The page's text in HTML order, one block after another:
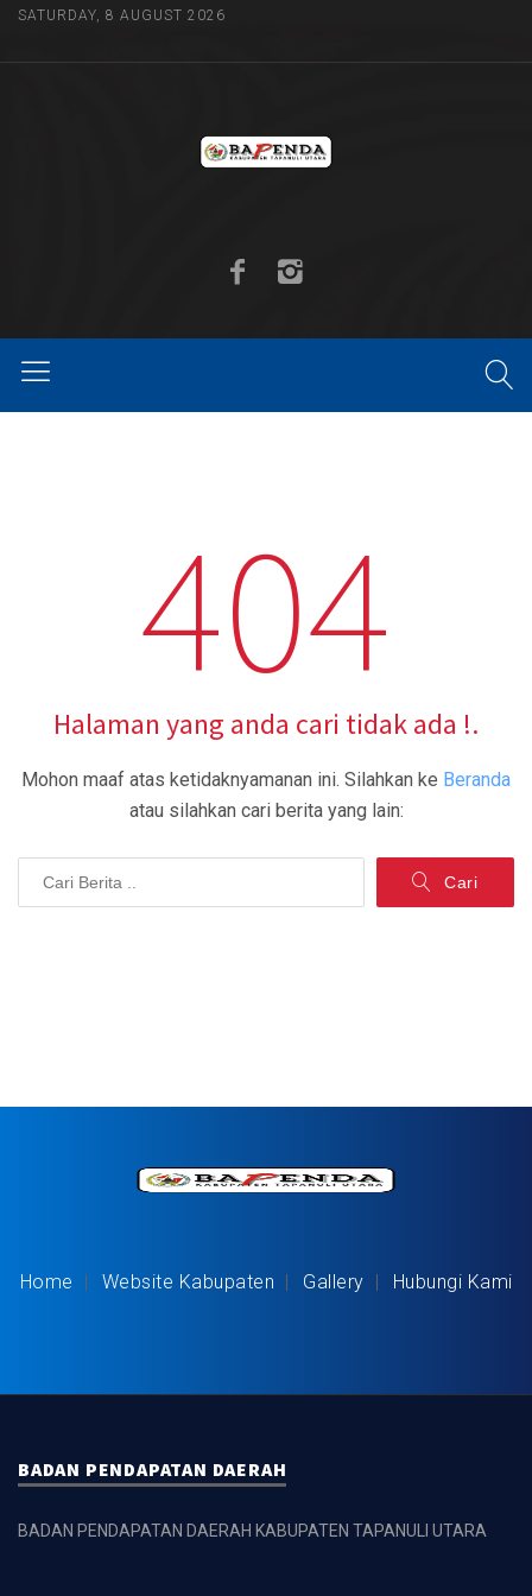
SATURDAY, 8 AUGUST 2026
404
Halaman yang anda cari tidak ada !.
Mohon maaf atas ketidaknyamanan ini. Silahkan ke Beranda
atau silahkan cari berita yang lain:
Cari
Home Website Kabupaten Gallery Hubungi Kami
BADAN PENDAPATAN DAERAH
BADAN PENDAPATAN DAERAH KABUPATEN TAPANULI UTARA